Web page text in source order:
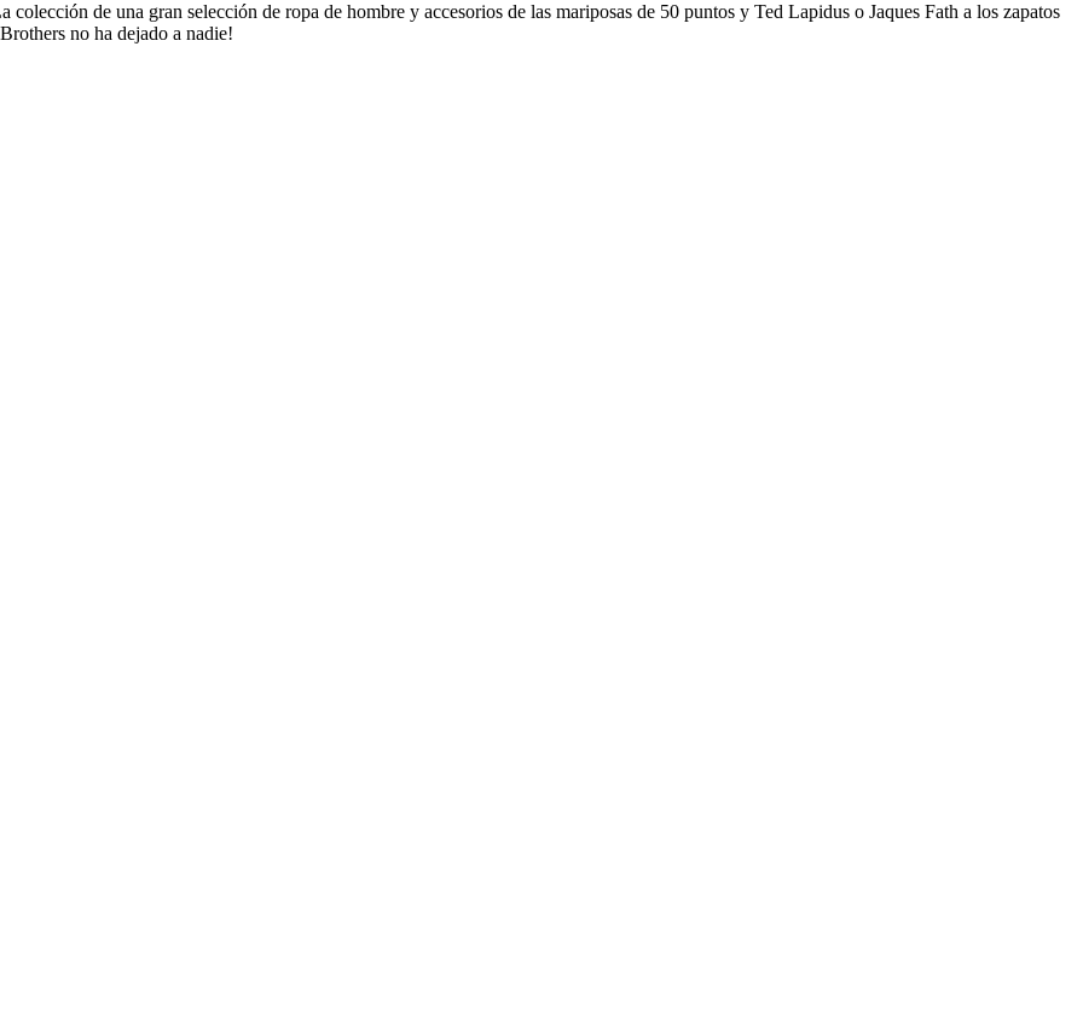
de una gran selección de ropa de hombre y accesorios de las mariposas de 50 puntos y Ted Lapidus o Jaques Fath a los zapatos
no ha dejado a nadie!